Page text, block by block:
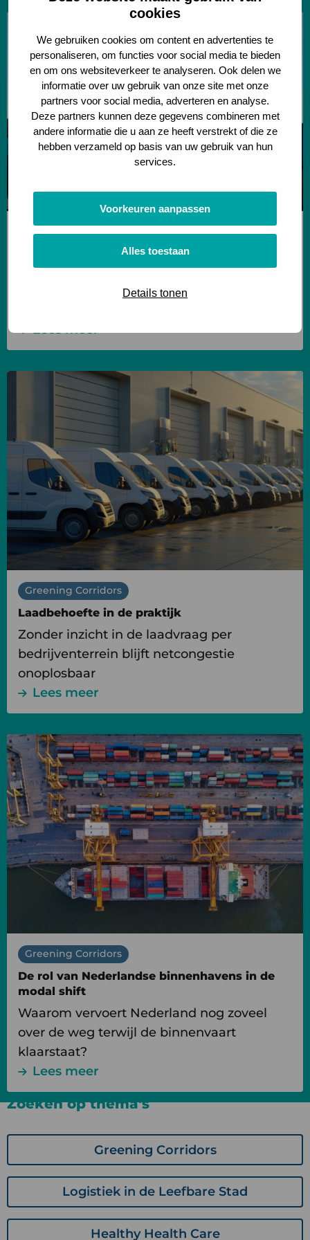
cookies
We gebruiken cookies om content en advertenties te
personaliseren, om functies voor social media te bieden
en om ons websiteverkeer te analyseren. Ook delen we
informatie over uw gebruik van onze site met onze
partners voor social media, adverteren en analyse.
Deze partners kunnen deze gegevens combineren met
andere informatie die u aan ze heeft verstrekt of die ze
hebben verzameld op basis van uw gebruik van hun
services.
Voorkeuren aanpassen
Alles toestaan
Details tonen
Overcoming Barriers to Empty Container
Repositioning
Greening Corridors
Waarom blijven logistieke kansen liggen
Lees meer
meer
over
Overcoming
Empty
Container
Laadbehoefte in de praktijk
Greening Corridors
Zonder inzicht in de laadvraag per
bedrijventerrein blijft netcongestie
onoplosbaar
Lees meer
Laadbehoefte
praktijk
De rol van Nederlandse binnenhavens in de
modal shift
Greening Corridors
Waarom vervoert Nederland nog zoveel
over de weg terwijl de binnenvaart
klaarstaat?
Lees meer
Lees
meer
over
De
rol
van
Nederlandse
binnenhavens
shift
Zoeken op thema's
Greening Corridors
Logistiek in de Leefbare Stad
Healthy Health Care